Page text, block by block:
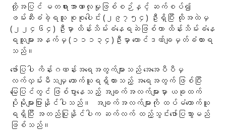
ထို့အပြင် မတရားအာဏာလုမှုဖြစ်စဉ်နှင့် ဆက်စပ်၍
ဖမ်းဆီးခံခဲ့ရသူ စုစုပေါင်း (၂၉၇၅၄) ဦးရှိပြီး ထိုအထဲမှ
(၂၂၄၆၄) ဦးမှာ ထိန်းသိမ်းခံနေရဆဲဖြစ်ကာ ထိန်းသိမ်းခံနေ
ရသူများအနက်မှ (၁၁၁၃၄)ဦးမှာ ထောင်ဒဏ်ချမှတ်ခံထားရ
သည်။
ဖော်ပြပါ ကိန်းဂဏန်းအရေအတွက်များသည် အေအေပီပီမှ
လက်လှမ်းမီသမျှ ကောက်ယူရရှိထားသည့် အရေအတွက် ဖြစ်ပြီး
မြေပြင်တွင် ဖြစ်ပွားနေသည့် အချက်အလက်များမှာ ယခုထက်
ပိုမိုများပြားနိုင်ပါသည်။ အချက်အလက်များကို ထပ်မံကောက်ယူ
ရရှိပြီး အတည်ပြုနိုင်ပါက ဆက်လက် ထည့်သွင်းဖော်ပြသွားမည်
ဖြစ်သည်။